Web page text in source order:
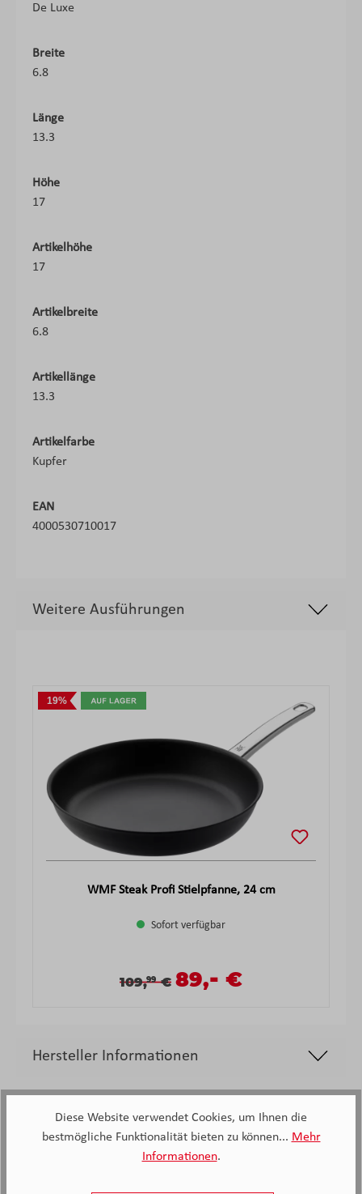
De Luxe
Breite
6.8
Länge
13.3
Höhe
17
Artikelhöhe
17
Artikelbreite
6.8
Artikellänge
13.3
Artikelfarbe
Kupfer
EAN
4000530710017
Weitere Ausführungen
19%
WMF Steak Profi Stielpfanne, 24 cm
Sofort verfügbar
Verkaufspreis:
Regulärer Preis:
109,99€ Verkaufspreis:
89,- €
Hersteller Informationen
Diese Website verwendet Cookies, um Ihnen die
bestmögliche Funktionalität bieten zu können... Mehr
Informationen.